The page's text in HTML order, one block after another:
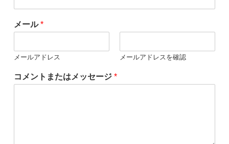
メール*
メールアドレス メールアドレスを確認
コメントまたはメッセージ *